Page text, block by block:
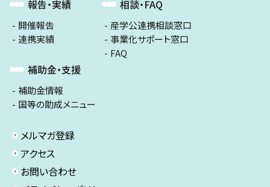
報告・実績
開催報告
連携実績
補助金・支援
補助金情報
国等の助成メニュー
相談・FAQ
産学公連携相談窓口
事業化サポート窓口
FAQ
メルマガ登録
アクセス
お問い合わせ